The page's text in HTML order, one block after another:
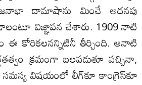
దామాషాను మించే అదనపు
విజ్ఞాపన చేశారు. 1909 నాటి
ఈ కోరికలనన్నిటినీ తీర్చింది. ఆనాటి
క్రమంగా బలపడుతూ వచ్చినా,
విషయంలో లీగ్‌కూ కాంగ్రెస్‌కూ